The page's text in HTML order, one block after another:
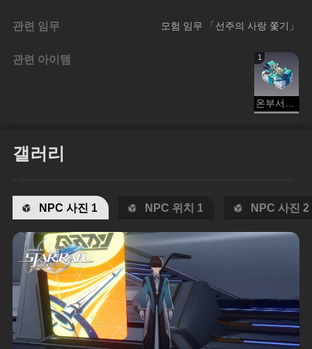
관련 임무 모험 임무 「선주의 사랑 쫓기」
관련 아이템 1
온부서의 선물
갤러리
NPC 사진 1 NPC 위치 1 NPC 사진 2